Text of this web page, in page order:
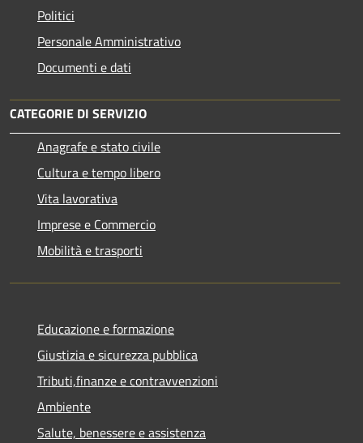
Politici
Personale Amministrativo
Documenti e dati
CATEGORIE DI SERVIZIO
Anagrafe e stato civile
Cultura e tempo libero
Vita lavorativa
Imprese e Commercio
Mobilità e trasporti
Educazione e formazione
Giustizia e sicurezza pubblica
Tributi,finanze e contravvenzioni
Ambiente
Salute, benessere e assistenza